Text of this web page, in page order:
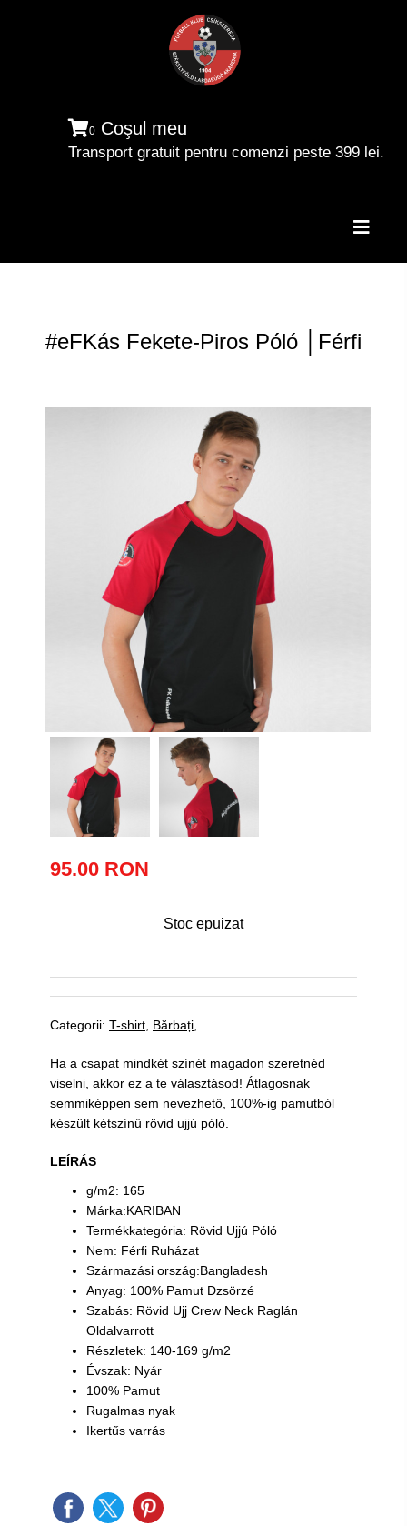
0 Coşul meu
Transport gratuit pentru comenzi peste 399 lei.
Toggle
#eFKás Fekete-Piros Póló │Férfi
95.00 RON
Stoc epuizat
Categorii: T-shirt Bărbați
Ha a csapat mindkét színét magadon szeretnéd
viselni, akkor ez a te választásod! Átlagosnak
semmiképpen sem nevezhető, 100%-ig pamutból
készült kétszínű rövid ujjú póló.
LEÍRÁS
g/m2: 165
Márka:KARIBAN
Termékkategória: Rövid Ujjú Póló
Nem: Férfi Ruházat
Származási ország:Bangladesh
Anyag: 100% Pamut Dzsörzé
Szabás: Rövid Ujj Crew Neck Raglán
Oldalvarrott
Részletek: 140-169 g/m2
Évszak: Nyár
100% Pamut
Rugalmas nyak
Ikertűs varrás